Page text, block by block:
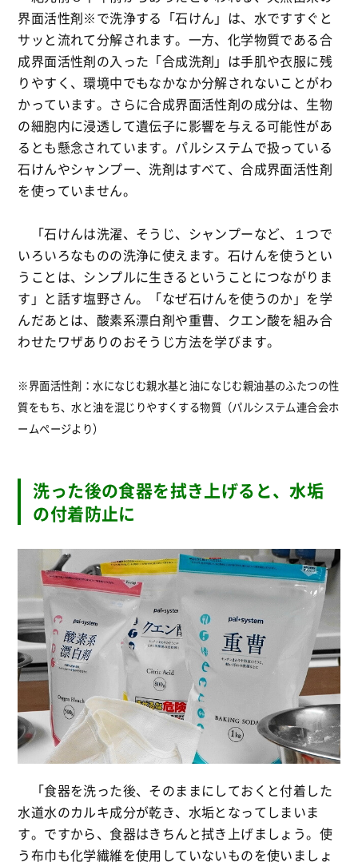
界面活性剤※で洗浄する「石けん」は、水ですすぐと
サッと流れて分解されます。一方、化学物質である合
成界面活性剤の入った「合成洗剤」は手肌や衣服に残
りやすく、環境中でもなかなか分解されないことがわ
かっています。さらに合成界面活性剤の成分は、生物
の細胞内に浸透して遺伝子に影響を与える可能性があ
るとも懸念されています。パルシステムで扱っている
石けんやシャンプー、洗剤はすべて、合成界面活性剤
を使っていません。
「石けんは洗濯、そうじ、シャンプーなど、１つで
いろいろなものの洗浄に使えます。石けんを使うとい
うことは、シンプルに生きるということにつながりま
す」と話す塩野さん。「なぜ石けんを使うのか」を学
んだあとは、酸素系漂白剤や重曹、クエン酸を組み合
わせたワザありのおそうじ方法を学びます。
※界面活性剤：水になじむ親水基と油になじむ親油基のふたつの性
質をもち、水と油を混じりやすくする物質（パルシステム連合会ホ
ームページより）
洗った後の食器を拭き上げると、水垢
の付着防止に
「食器を洗った後、そのままにしておくと付着した
水道水のカルキ成分が乾き、水垢となってしまいま
す。ですから、食器はきちんと拭き上げましょう。使
う布巾も化学繊維を使用していないものを使いましょ